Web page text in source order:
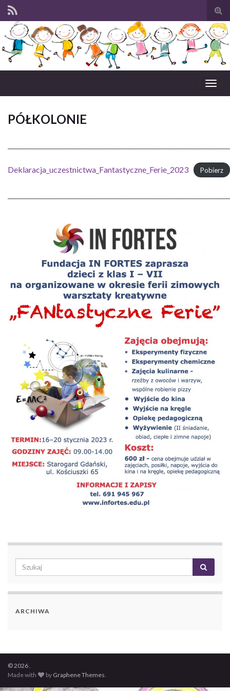
PÓŁKOLONIE
Deklaracja_uczestnictwa_Fantastyczne_Ferie_2023 Pobierz
ARCHIWA
© 2026 .
Made with
by Graphene Themes